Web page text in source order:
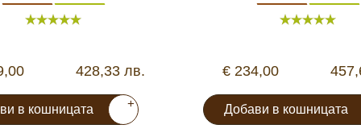
428,33 лв.
в кошницата +
€ 234,00
Добави в кошницата